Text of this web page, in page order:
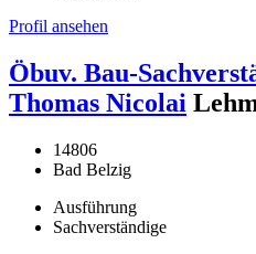
Profil ansehen
Öbuv. Bau-
Thomas Nicolai
14806
Bad Belzig
Ausführung
Sachverständige